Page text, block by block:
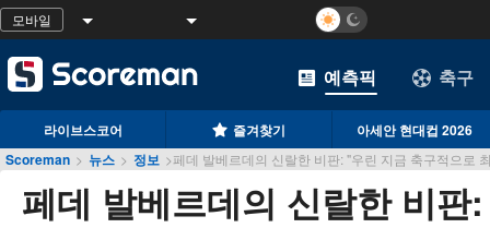
모바일
예측픽 축구
라이브스코어 즐겨찾기
아세안 현대컵 2026
Scoreman > 뉴스 > 정보 >페데 발베르데의 신랄한 비판: "우린 지금 축구적으로
페데 발베르데의 신랄한 비